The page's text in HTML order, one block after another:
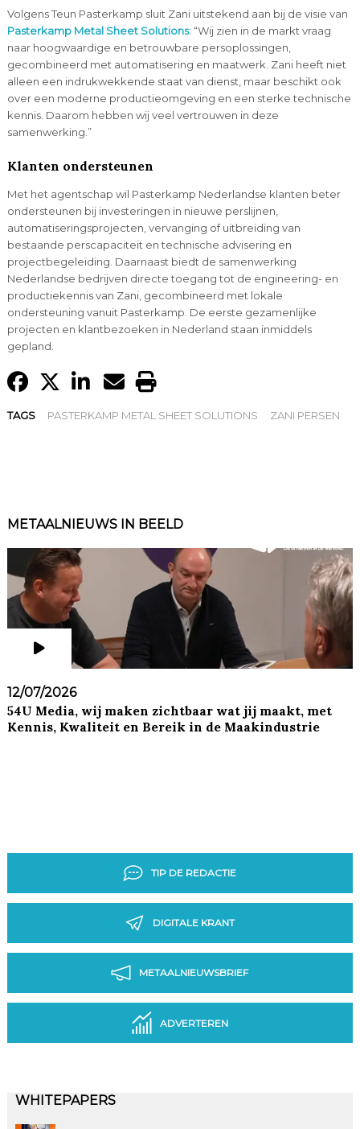
Volgens Teun Pasterkamp sluit Zani uitstekend aan bij de visie van
Pasterkamp Metal Sheet Solutions: “Wij zien in de markt vraag
naar hoogwaardige en betrouwbare persoplossingen,
gecombineerd met automatisering en maatwerk. Zani heeft niet
alleen een indrukwekkende staat van dienst, maar beschikt ook
over een moderne productieomgeving en een sterke technische
kennis. Daarom hebben wij veel vertrouwen in deze
samenwerking.”
Klanten ondersteunen
Met het agentschap wil Pasterkamp Nederlandse klanten beter
ondersteunen bij investeringen in nieuwe perslijnen,
automatiseringsprojecten, vervanging of uitbreiding van
bestaande perscapaciteit en technische advisering en
projectbegeleiding. Daarnaast biedt de samenwerking
Nederlandse bedrijven directe toegang tot de engineering- en
productiekennis van Zani, gecombineerd met lokale
ondersteuning vanuit Pasterkamp. De eerste gezamenlijke
projecten en klantbezoeken in Nederland staan inmiddels
gepland.
TAGS PASTERKAMP METAL SHEET SOLUTIONS ZANI PERSEN
METAALNIEUWS IN BEELD
12/07/2026
54U Media, wij maken zichtbaar wat jij maakt, met
Kennis, Kwaliteit en Bereik in de Maakindustrie
TIP DE REDACTIE
DIGITALE KRANT
METAALNIEUWSBRIEF
ADVERTEREN
WHITEPAPERS